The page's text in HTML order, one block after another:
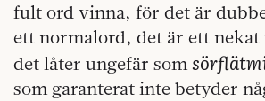
fult ord vinna, för det är
ett normalord, det är ett
det låter ungefär som
som garanterat inte betyder